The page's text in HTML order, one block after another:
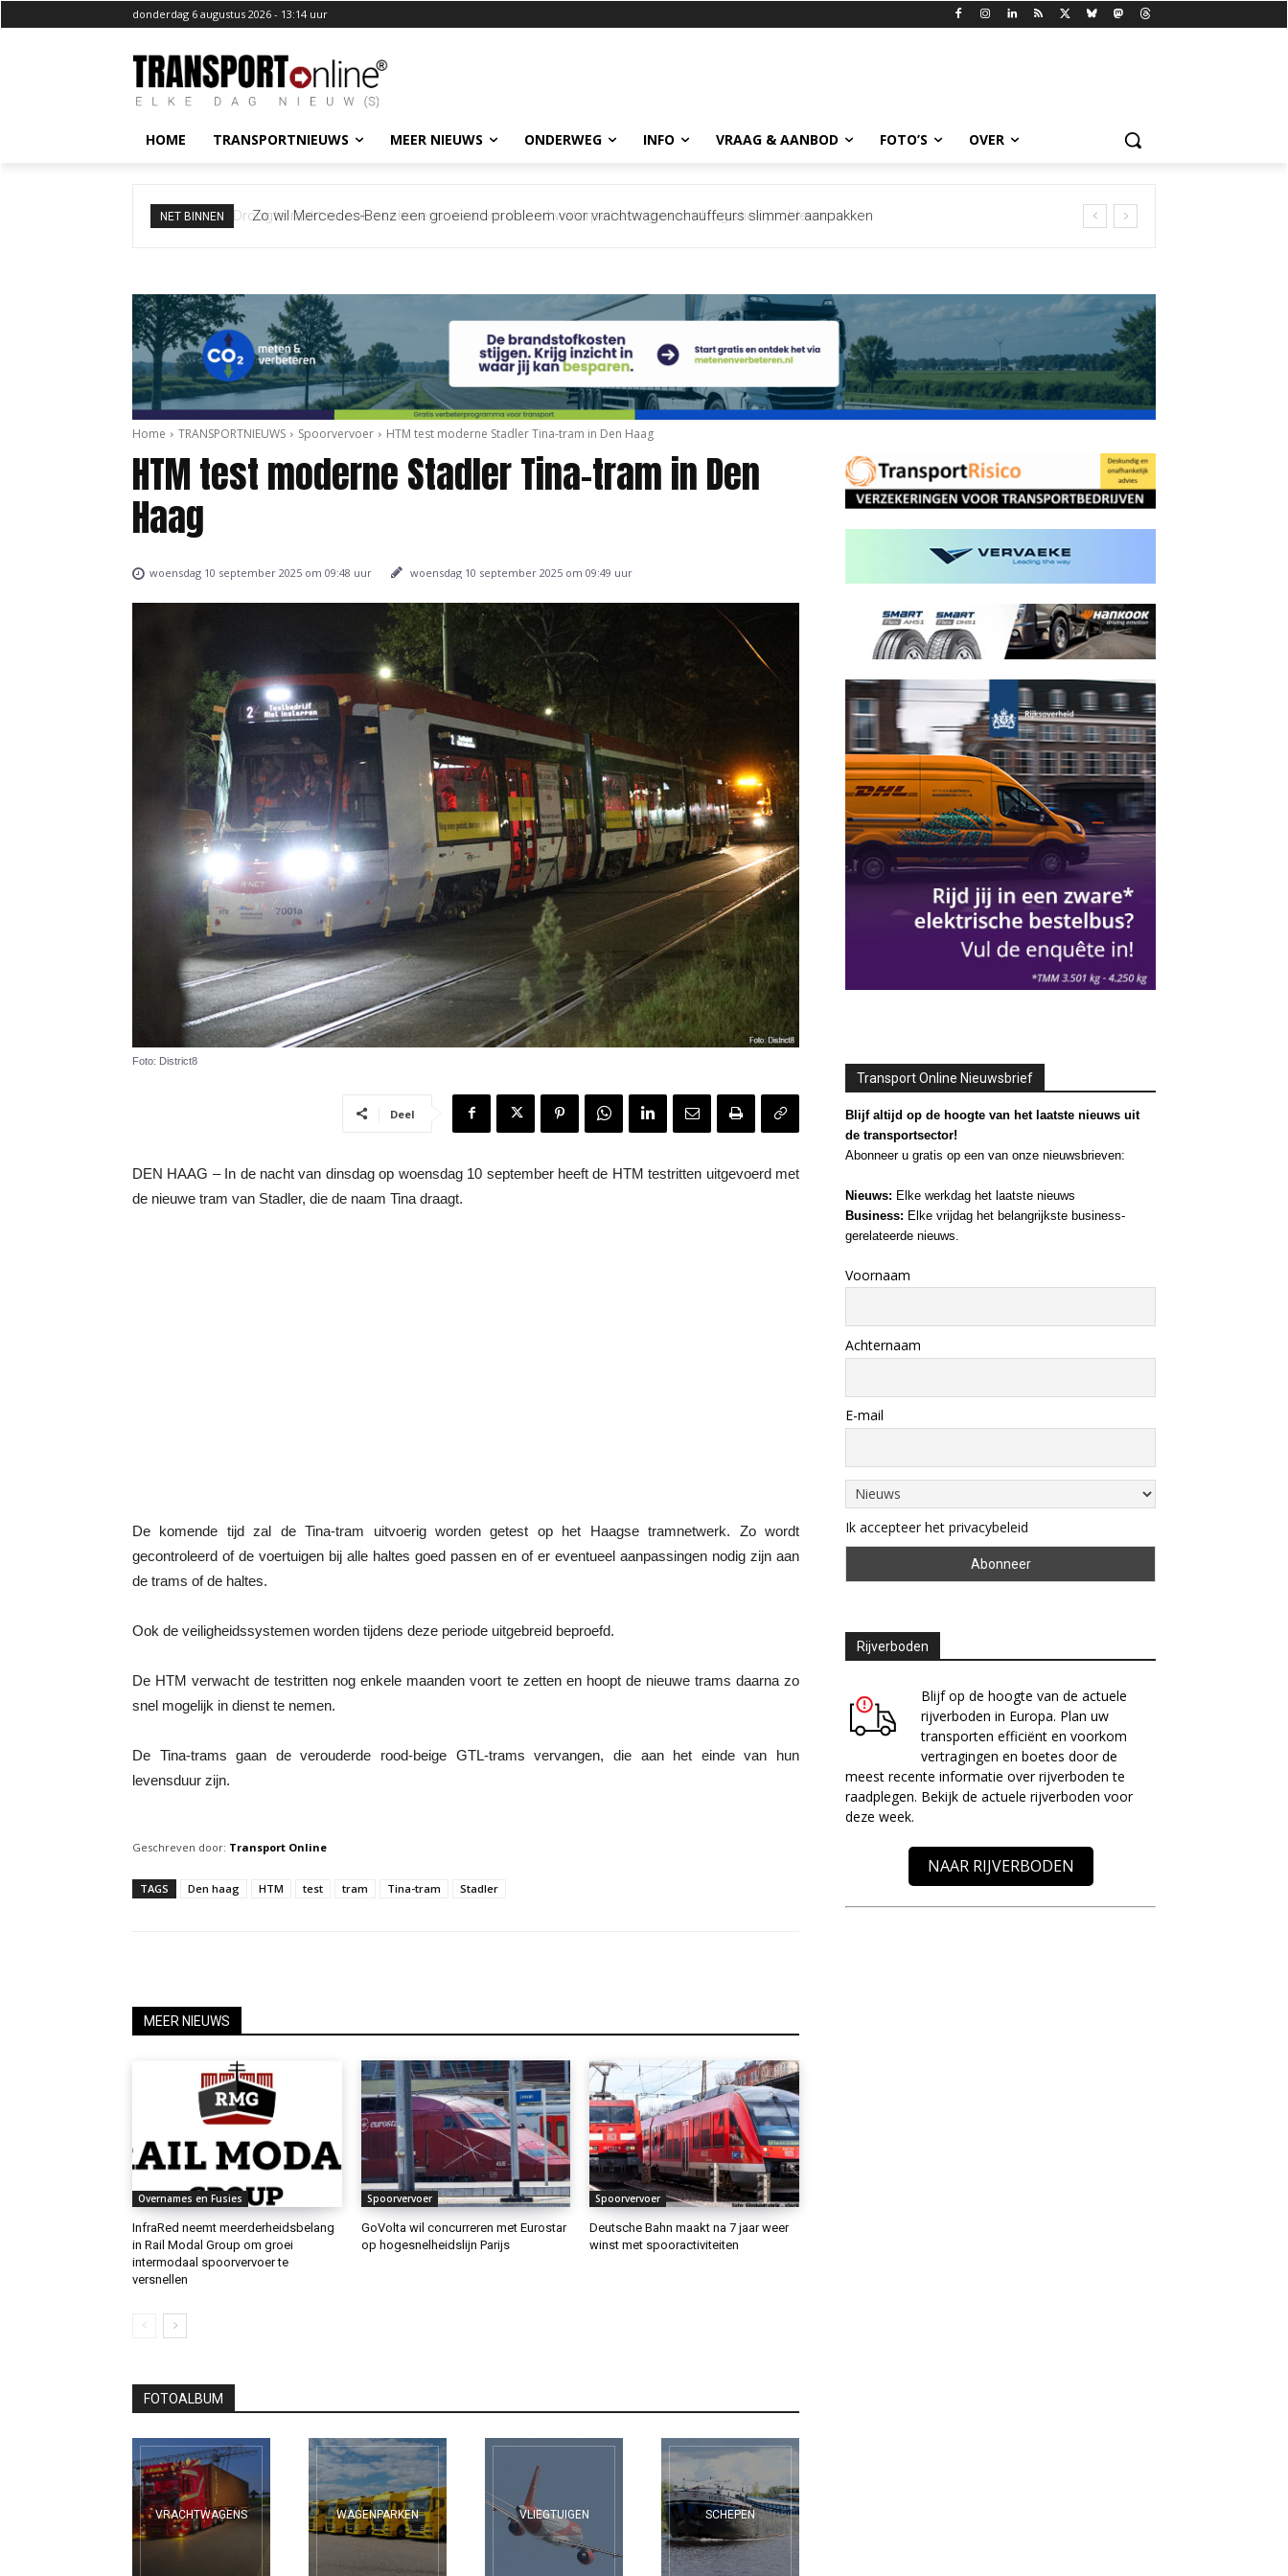
donderdag 6 augustus 2026 - 13:14 uur
HOME TRANSPORTNIEUWS MEER NIEUWS ONDERWEG INFO VRAAG & AANBOD FOTO’S OVER
NET BINNEN Zo wil Mercedes-Benz een groeiend probleem voor vrachtwagenchauffeurs slimmer aanpakken
Home TRANSPORTNIEUWS Spoorvervoer HTM test moderne Stadler Tina-tram in Den Haag
HTM test moderne Stadler Tina-tram in Den
Haag
woensdag 10 september 2025 om 09:48 uur woensdag 10 september 2025 om 09:49 uur
Foto: District8
Deel
DEN HAAG – In de nacht van dinsdag op woensdag 10 september heeft de HTM testritten uitgevoerd met
de nieuwe tram van Stadler, die de naam Tina draagt.
De komende tijd zal de Tina-tram uitvoerig worden getest op het Haagse tramnetwerk. Zo wordt
gecontroleerd of de voertuigen bij alle haltes goed passen en of er eventueel aanpassingen nodig zijn aan
de trams of de haltes.
Ook de veiligheidssystemen worden tijdens deze periode uitgebreid beproefd.
De HTM verwacht de testritten nog enkele maanden voort te zetten en hoopt de nieuwe trams daarna zo
snel mogelijk in dienst te nemen.
De Tina-trams gaan de verouderde rood-beige GTL-trams vervangen, die aan het einde van hun
levensduur zijn.
Geschreven door: Transport Online
TAGS Den haag HTM test tram Tina-tram Stadler
MEER NIEUWS
Overnames en Fusies
InfraRed neemt meerderheidsbelang
in Rail Modal Group om groei
intermodaal spoorvervoer te
versnellen
Spoorvervoer
GoVolta wil concurreren met Eurostar
op hogesnelheidslijn Parijs
Spoorvervoer
Deutsche Bahn maakt na 7 jaar weer
winst met spooractiviteiten
FOTOALBUM
VRACHTWAGENS WAGENPARKEN VLIEGTUIGEN SCHEPEN
Transport Online Nieuwsbrief
Blijf altijd op de hoogte van het laatste nieuws uit
de transportsector!
Abonneer u gratis op een van onze nieuwsbrieven:
Nieuws: Elke werkdag het laatste nieuws
Business: Elke vrijdag het belangrijkste business-
gerelateerde nieuws.
Voornaam
Achternaam
E-mail
Ik accepteer het privacybeleid
Rijverboden
Blijf op de hoogte van de actuele
rijverboden in Europa. Plan uw
transporten efficiënt en voorkom
vertragingen en boetes door de
meest recente informatie over rijverboden te
raadplegen. Bekijk de actuele rijverboden voor
deze week.
NAAR RIJVERBODEN